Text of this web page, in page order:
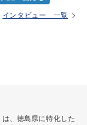
インタビュー 一覧
は、徳島県に特化した